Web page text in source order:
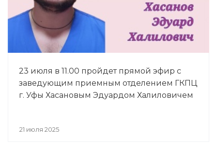
23 июля в 11.00 пройдет прямой эфир с
заведующим приемным отделением ГКПЦ
г. Уфы Хасановым Эдуардом Халиловичем
21 июля 2025